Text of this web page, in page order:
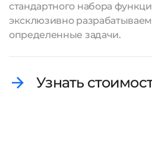
стандартного набора
эксклюзивно
определенные задачи.
Узнать